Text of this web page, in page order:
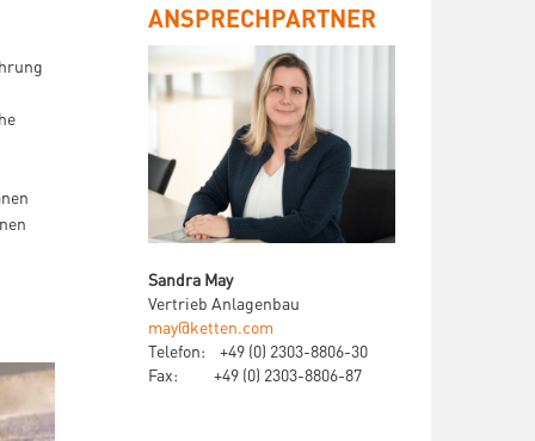
ANSPRECHPARTNER
Sandra May
Vertrieb Anlagenbau
may@ketten.com
Telefon:
+49 (0) 2303-8806-30
Fax:
+49 (0) 2303-8806-87